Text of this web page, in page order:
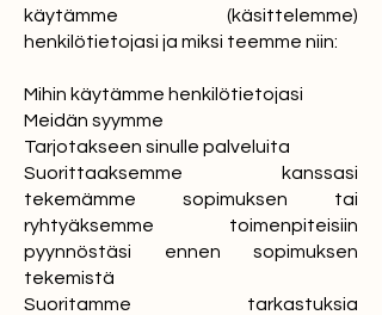
käytämme (käsittelemme)
henkilötietojasi ja miksi teemme niin:
Mihin käytämme henkilötietojasi
Meidän syymme
Tarjotakseen sinulle palveluita
Suorittaaksemme kanssasi
tekemämme sopimuksen tai
ryhtyäksemme toimenpiteisiin
pyynnöstäsi ennen sopimuksen
tekemistä
Suoritamme tarkastuksia